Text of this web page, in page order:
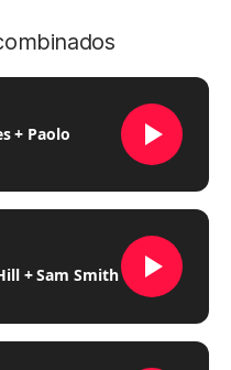
+ Paolo
+ Sam Smith